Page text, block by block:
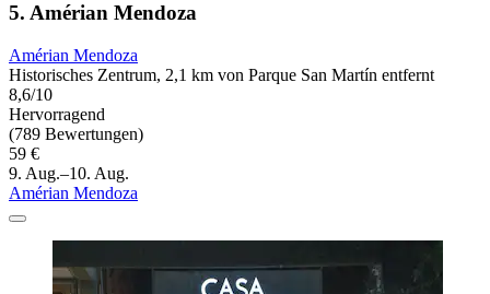
5. Amérian Mendoza
Amérian Mendoza
Historisches Zentrum, 2,1 km von Parque San Martín entfernt
8,6/10
Hervorragend
(789 Bewertungen)
59 €
9. Aug.–10. Aug.
Amérian Mendoza